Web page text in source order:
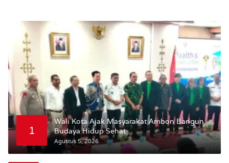
1
Wali Kota Ajak Masyarakat Ambon Bangun
Budaya Hidup Sehat
Agustus 5, 2026